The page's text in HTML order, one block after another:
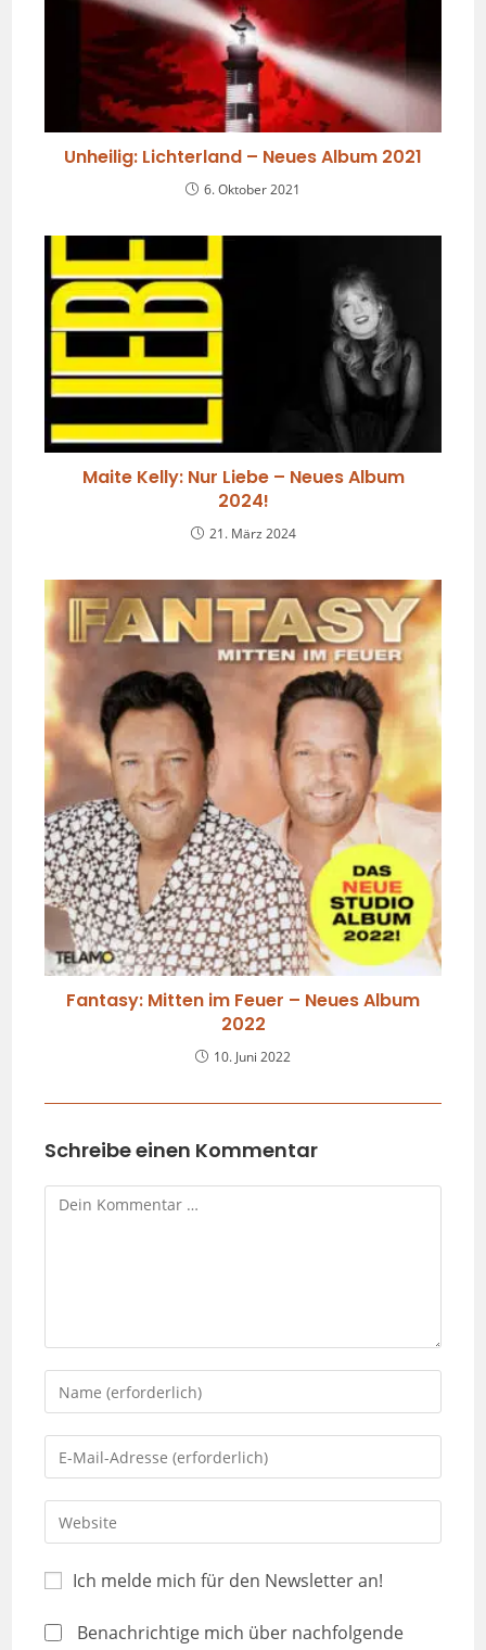
Unheilig: Lichterland – Neues Album 2021
6. Oktober 2021
Maite Kelly: Nur Liebe – Neues Album
2024!
21. März 2024
Fantasy: Mitten im Feuer – Neues Album
2022
10. Juni 2022
Schreibe einen Kommentar
Ich melde mich für den Newsletter an!
Benachrichtige mich über nachfolgende